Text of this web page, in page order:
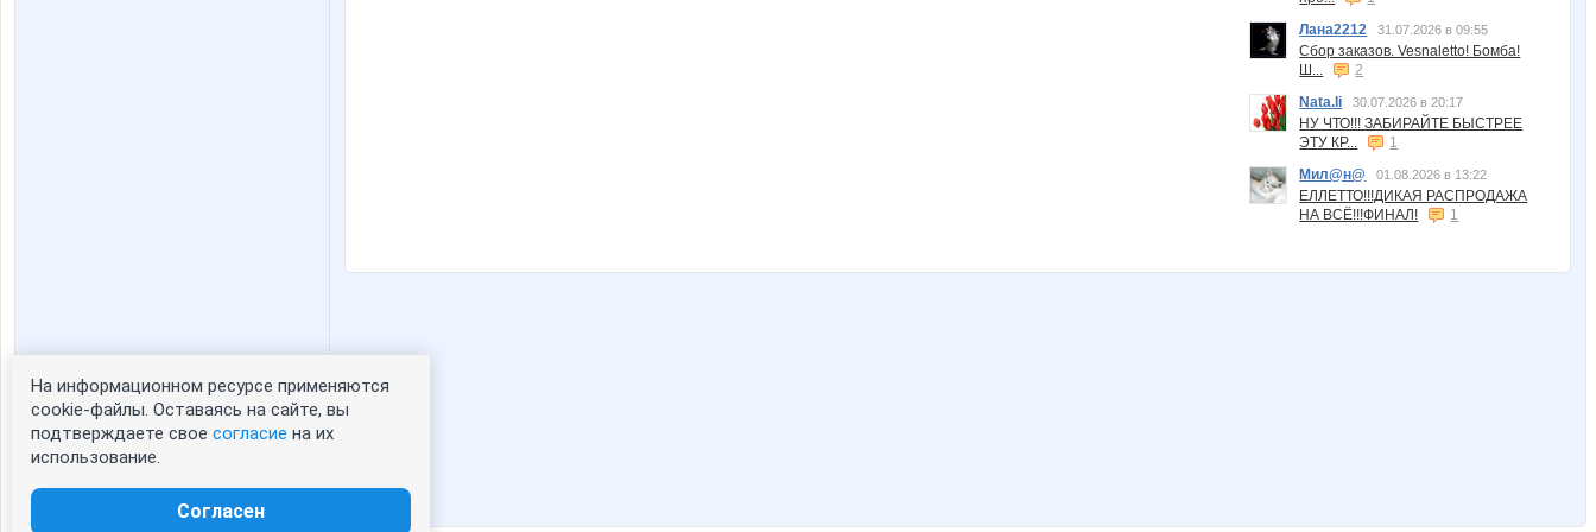
Статистика портрета:
сейчас просматривают портрет - 0
зарегистрированные пользователи
Лана2212
31.07.2026 в 09:55
Сбор заказов. Vesnaletto! Бомба!
Ш...
2
Nata.li
30.07.2026 в 20:17
НУ ЧТО!!! ЗАБИРАЙТЕ БЫСТРЕЕ
ЭТУ КР...
1
Мил@н@
01.08.2026 в 13:22
ЕЛЛЕТТО!!!ДИКАЯ РАСПРОДАЖА
НА ВСЁ!!!ФИНАЛ!
1
На информационном ресурсе применяются
cookie-файлы. Оставаясь на сайте, вы
подтверждаете свое согласие на их
использование.
Согласен